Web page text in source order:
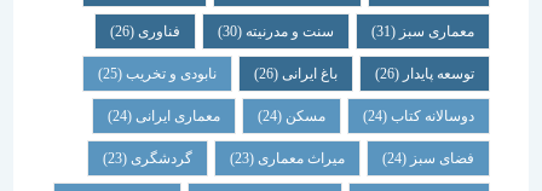
معماری سبز(31) سنت و مدرنیته(30) فناوری (26)
توسعه پایدار(26) باغ ایرانی(26) نابودی و تخریب(25)
دوسالانه کتاب(24) مسکن (24) معماری ایرانی(24)
فضای سبز(24) میراث معماری (23) گردشگری (23)